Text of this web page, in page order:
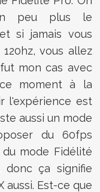
peu plus le
si jamais vous
vous allez
mon cas avec
moment à la
l'expérience est
aussi un mode
du 60fps
mode Fidélité
donc ça signifie
aussi. Est-ce que